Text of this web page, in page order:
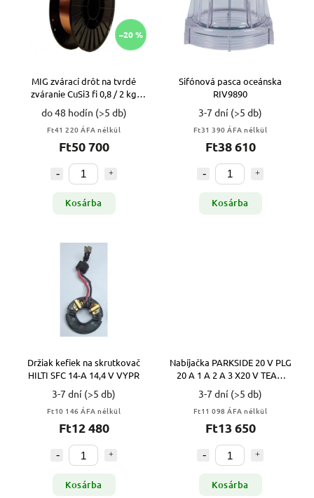
–20 %
MIG zvárací drôt na tvrdé
zváranie CuSi3 fi 0,8 / 2 kg
VYPR
do 48 hodín (>5 db)
Ft41 220 ÁFA nélkül
Ft50 700
Kosárba
Sifónová pasca oceánska
RIV9890
3-7 dní (>5 db)
Ft31 390 ÁFA nélkül
Ft38 610
Kosárba
Držiak kefiek na skrutkovač
HILTI SFC 14-A 14,4 V VYPR
3-7 dní (>5 db)
Ft10 146 ÁFA nélkül
Ft12 480
Kosárba
Nabíjačka PARKSIDE 20 V PLG
20 A 1 A 2 A 3 X20 V TEAM
VYPR
3-7 dní (>5 db)
Ft11 098 ÁFA nélkül
Ft13 650
Kosárba